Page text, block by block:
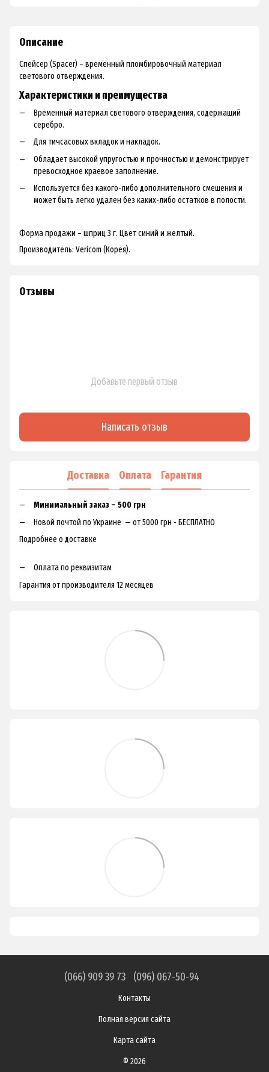
Описание
Спейсер (Spacer) – временный пломбировочный материал
светового отверждения.
Характеристики и преимущества
Временный материал светового отверждения, содержащий
серебро.
Для тичсасовых вкладок и накладок.
Обладает высокой упругостью и прочностью и демонстрирует
превосходное краевое заполнение.
Используется без какого-либо дополнительного смешения и
может быть легко удален без каких-либо остатков в полости.
Форма продажи – шприц 3 г. Цвет синий и желтый.
Производитель: Vericom (Корея).
Отзывы
Добавьте первый отзыв
Написать отзыв
Доставка Оплата Гарантия
Минимальный заказ – 500 грн
Новой почтой по Украине — от 5000 грн - БЕСПЛАТНО
Подробнее о доставке
Оплата по реквизитам
Гарантия от производителя 12 месяцев
(066) 909 39 73 (096) 067-50-94
Контакты
Полная версия сайта
Карта сайта
© 2026